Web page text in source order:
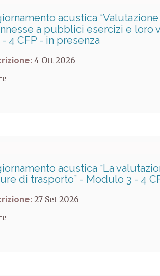
acustica
a pubblici esercizi e loro
4 CFP - in presenza
4 Ott 2026
acustica “La
di trasporto” - Modulo 3 - 4
27 Set 2026